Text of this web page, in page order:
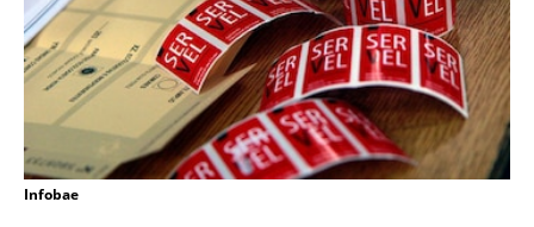
Infobae